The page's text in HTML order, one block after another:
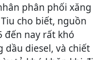
phân phối xăng
cho biết, nguồn
đến nay rất khó
dầu diesel, và chiết